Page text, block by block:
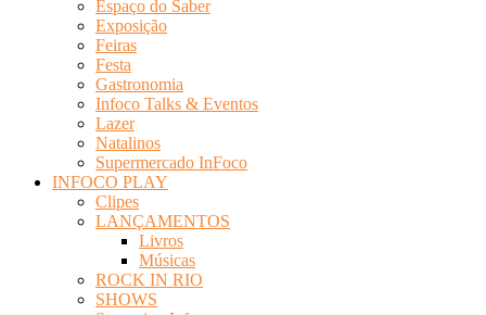
Espaço do Saber
Exposição
Feiras
Festa
Gastronomia
Infoco Talks & Eventos
Lazer
Natalinos
Supermercado InFoco
INFOCO PLAY
Clipes
LANÇAMENTOS
Livros
Músicas
ROCK IN RIO
SHOWS